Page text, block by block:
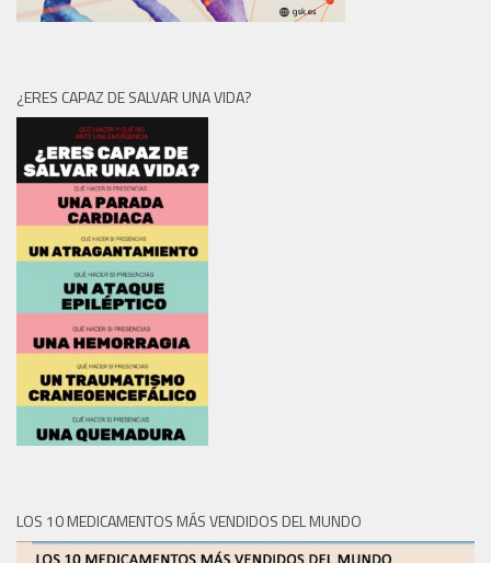
¿ERES CAPAZ DE SALVAR UNA VIDA?
LOS 10 MEDICAMENTOS MÁS VENDIDOS DEL MUNDO